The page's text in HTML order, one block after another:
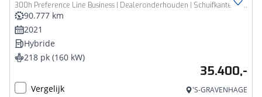
300h Preference Line Business | Dealeronderhouden | Schuifkanteldak |
90.777 km
2021
Hybride
218 pk (160 kW)
35.400,-
Vergelijk 'S-GRAVENHAGE